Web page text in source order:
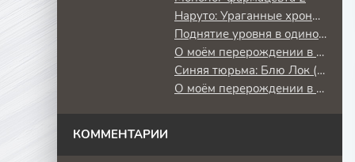
Наруто: Ураганные хроники
Поднятие уровня в одиночку: Повторное пробуждение
О моём перерождении в слизь
Синяя тюрьма: Блю Лок (2 сезон) против юношеской сборной Японии
О моём перерождении в слизь 3
КОММЕНТАРИИ